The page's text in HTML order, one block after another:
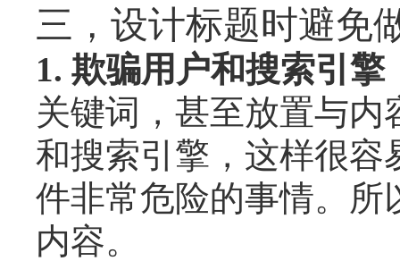
三，设计标题时避免
1. 欺骗用户和搜索引擎
关键词，甚至放置与
和搜索引擎，这样很容
件非常危险的事情。所
内容。